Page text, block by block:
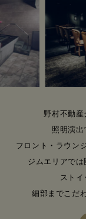
野村不動産
照明演出
フロント・ラウン
ジムエリアで
スト
細部までこだ